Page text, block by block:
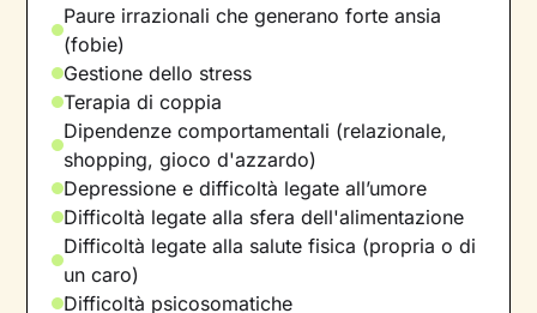
Paure irrazionali che generano forte ansia
(fobie)
Gestione dello stress
Terapia di coppia
Dipendenze comportamentali (relazionale,
shopping, gioco d'azzardo)
Depressione e difficoltà legate all’umore
Difficoltà legate alla sfera dell'alimentazione
Difficoltà legate alla salute fisica (propria o di
un caro)
Difficoltà psicosomatiche